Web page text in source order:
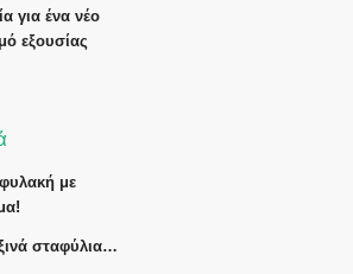
για ένα νέο
εξουσίας
με
σταφύλια…